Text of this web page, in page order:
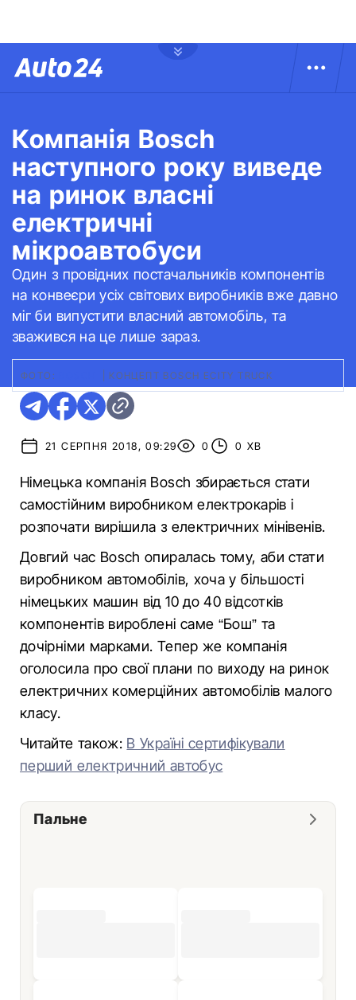
Компанія Bosch
наступного року виведе
на ринок власні
електричні
мікроавтобуси
Один з провідних постачальників компонентів
на конвеєри усіх світових виробників вже давно
міг би випустити власний автомобіль, та
зважився на це лише зараз.
ФОТО: КОНЦЕПТ BOSCH ECITY TRUCK
21 СЕРПНЯ 2018, 09:29 0 0 ХВ
Німецька компанія Bosch збирається стати
самостійним виробником електрокарів і
розпочати вирішила з електричних мінівенів.
Довгий час Bosch опиралась тому, аби стати
виробником автомобілів, хоча у більшості
німецьких машин від 10 до 40 відсотків
компонентів вироблені саме “Бош” та
дочірніми марками. Тепер же компанія
оголосила про свої плани по виходу на ринок
електричних комерційних автомобілів малого
класу.
Читайте також: В Україні сертифікували
перший електричний автобус
Пальне